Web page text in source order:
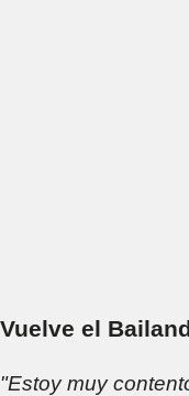
Vuelve el
"Estoy muy